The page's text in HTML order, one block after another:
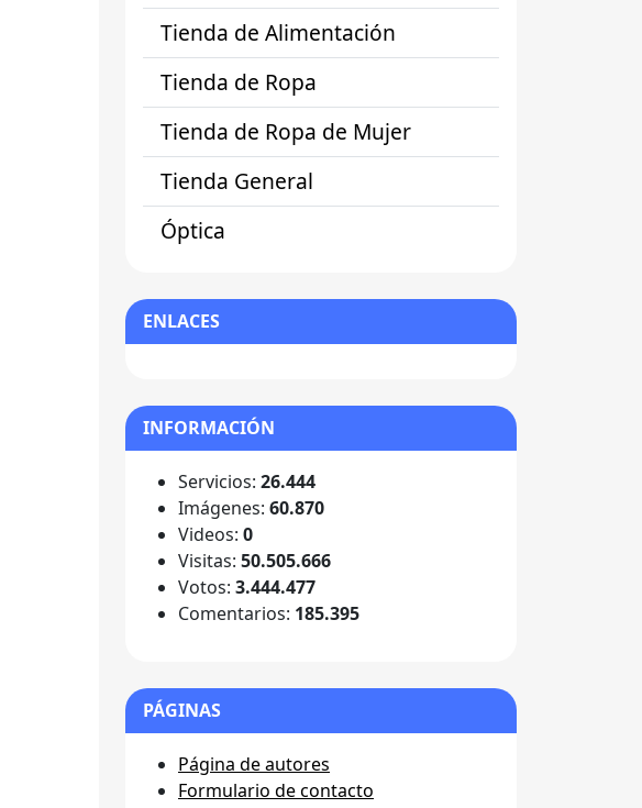
Tienda de Alimentación
Tienda de Ropa
Tienda de Ropa de Mujer
Tienda General
Óptica
ENLACES
INFORMACIÓN
Servicios: 26.444
Imágenes: 60.870
Videos: 0
Visitas: 50.505.666
Votos: 3.444.477
Comentarios: 185.395
PÁGINAS
Página de autores
Formulario de contacto